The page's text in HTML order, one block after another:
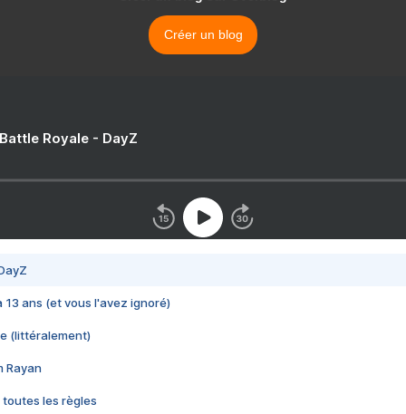
Créer un blog
Royale - DayZ
13 ans (et vous l'avez ignoré)
(littéralement)
Rayan
toutes les règles